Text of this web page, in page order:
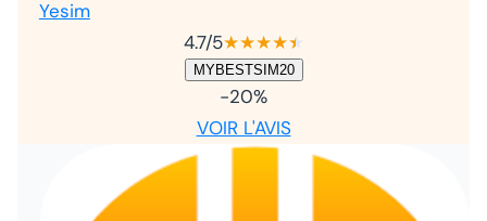
Yesim
4.7/5★★★★★
★
MYBESTSIM20
-20%
VOIR L'AVIS